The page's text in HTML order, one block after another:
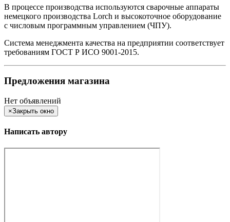
В процессе производства используются сварочные аппараты
немецкого производства Lorch и высокоточное оборудование
с числовым программным управлением (ЧПУ).
Система менеджмента качества на предприятии соответствует
требованиям ГОСТ Р ИСО 9001-2015.
Предложения магазина
Нет объявлений
×Закрыть окно
Написать автору